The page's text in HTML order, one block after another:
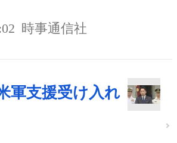
時事通信社
軍支援受け入れ